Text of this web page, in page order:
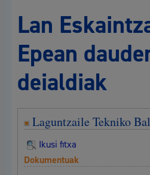
Lan
Epean
deialdiak
Laguntzaile Tekniko
Ikusi fitxa
Dokumentuak